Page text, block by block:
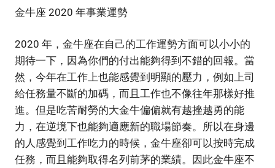
金牛座 2020 年事業運勢
2020 年，金牛座在自己的工作運勢方面可以小小的
期待一下，因為你們的付出能夠得到不錯的回報。當
然，今年在工作上也能感覺到明顯的壓力，例如上司
給任務量不斷的加碼，而且工作也不像往年那樣好推
進。但是吃苦耐勞的大金牛偏偏就有越挫越勇的能
力，在逆境下也能夠適應新的職場節奏。所以在身邊
的人感覺到工作吃力的時候，金牛座卻可以按時完成
任務，而且能夠取得名列前茅的業績。因此金牛座不